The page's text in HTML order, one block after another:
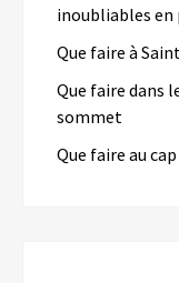
inoubliables en
Que faire à
Que faire dans
sommet
Que faire au